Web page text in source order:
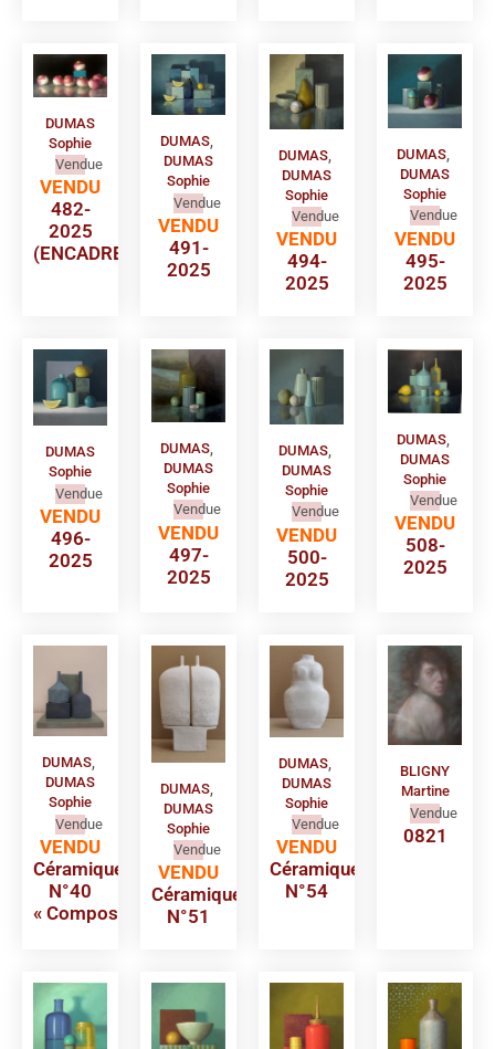
DUMAS
Sophie
Vendue
VENDU
482-
2025
(ENCADRE)
DUMAS,
DUMAS
Sophie
Vendue
VENDU
491-
2025
DUMAS
DUMAS
Sophie
Vendue
VENDU
494-
2025
DUMAS,
DUMAS
Sophie
Vendue
VENDU
495-
2025
DUMAS
Sophie
Vendue
VENDU
496-
2025
DUMAS,
DUMAS
Sophie
Vendue
VENDU
497-
2025
DUMAS,
DUMAS
Sophie
Vendue
VENDU
500-
2025
DUMAS
DUMAS
Sophie
Vendue
VENDU
508-
2025
DUMAS,
DUMAS
Sophie
Vendue
VENDU
Céramique
N°40
« Composition »
DUMAS
DUMAS
Sophie
Vendue
VENDU
Céramique
N°51
DUMAS
DUMAS
Sophie
Vendue
VENDU
Céramique
N°54
BLIGNY
Martine
Vendue
0821